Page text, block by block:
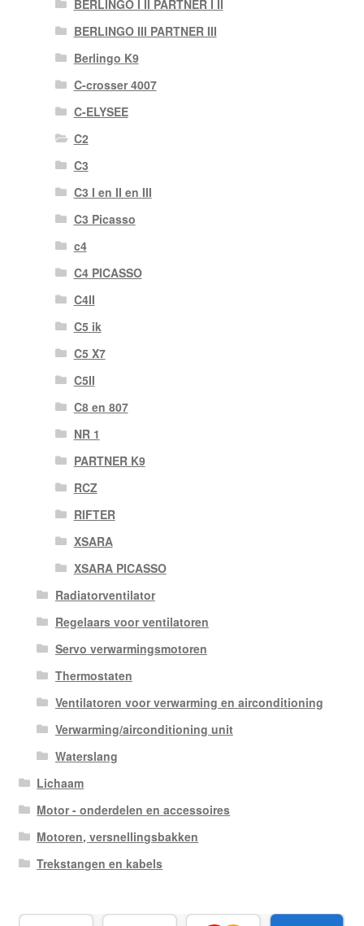
BERLINGO I II PARTNER I II
BERLINGO III PARTNER III
Berlingo K9
C-crosser 4007
C-ELYSEE
C2
C3
C3 I en II en III
C3 Picasso
c4
C4 PICASSO
C4II
C5 ik
C5 X7
C5II
C8 en 807
NR 1
PARTNER K9
RCZ
RIFTER
XSARA
XSARA PICASSO
Radiatorventilator
Regelaars voor ventilatoren
Servo verwarmingsmotoren
Thermostaten
Ventilatoren voor verwarming en airconditioning
Verwarming/airconditioning unit
Waterslang
Lichaam
Motor - onderdelen en accessoires
Motoren, versnellingsbakken
Trekstangen en kabels